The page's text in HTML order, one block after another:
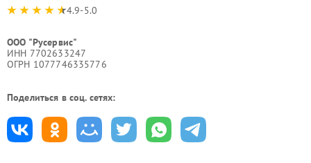
4.9-5.0
ООО "Русервис"
ИНН 7702633247
ОГРН 1077746335776
Поделиться в соц. сетях: